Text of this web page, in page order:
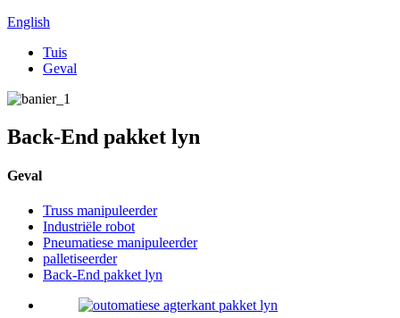
English
Tuis
Geval
Back-End pakket lyn
Geval
Truss manipuleerder
Industriële robot
Pneumatiese manipuleerder
palletiseerder
Back-End pakket lyn